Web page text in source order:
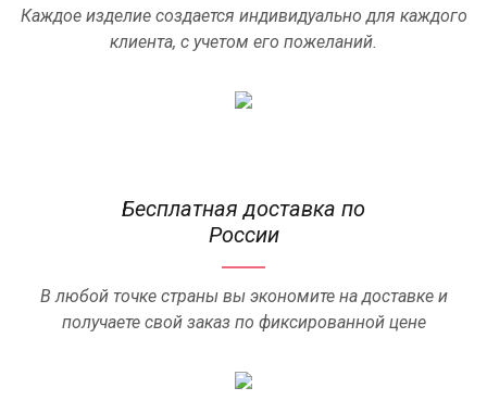
Каждое изделие создается индивидуально для каждого
клиента, с учетом его пожеланий.
Бесплатная доставка по
России
В любой точке страны вы экономите на доставке и
получаете свой заказ по фиксированной цене